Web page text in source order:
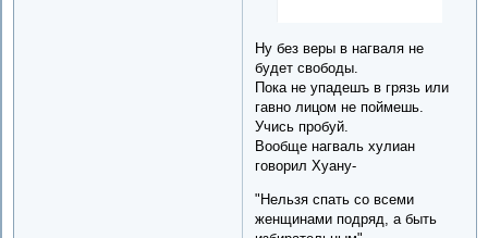
Ну без веры в нагваля не
будет свободы.
Пока не упадешъ в грязь или
гавно лицом не поймешь.
Учись пробуй.
Вообще нагваль хулиан
говорил Хуану-
"Нельзя спать со всеми
женщинами подряд, а быть